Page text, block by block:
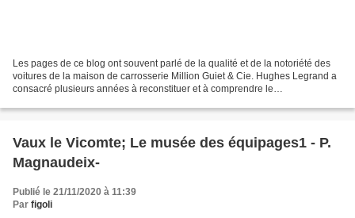
Les pages de ce blog ont souvent parlé de la qualité et de la notoriété des
voitures de la maison de carrosserie Million Guiet & Cie. Hughes Legrand a
consacré plusieurs années à reconstituer et à comprendre le
Vaux le Vicomte; Le musée des équipages1 - P.
Magnaudeix-
Publié le 21/11/2020 à 11:39
Par figoli